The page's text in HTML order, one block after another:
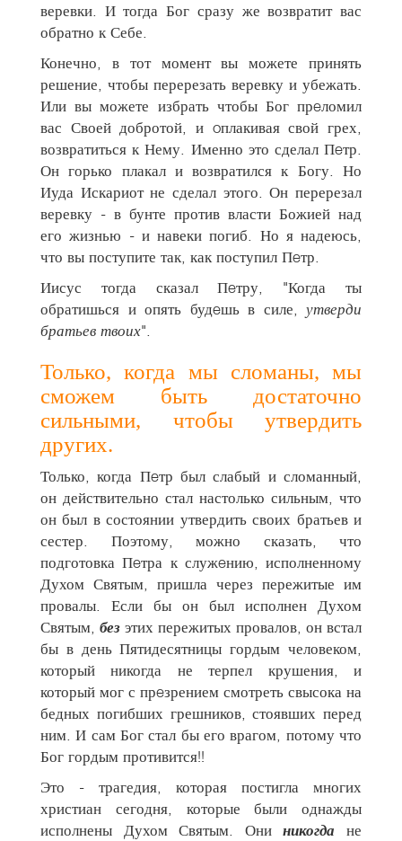
веревки. И тогда Бог сразу же возвратит вас
обратно к Себе.
Конечно, в тот момент вы можете принять
решение, чтобы перерезать веревку и убежать.
Или вы можете избрать чтобы Бог прeломил
вас Своей добротой, и oплакивая свой грех,
возвратиться к Нему. Именно это сделал Пeтр.
Он горько плакал и возвратился к Богу. Но
Иуда Искариот не сделал этого. Он перерезал
веревку - в бунте против власти Божией над
его жизнью - и навеки погиб. Но я надеюсь,
что вы поступите так, как поступил Пeтр.
Иисус тогда сказал Пeтру, "Когда ты
обратишься и опять будeшь в силе, утверди
братьев твоих".
Только, когда мы сломаны, мы
сможем быть достаточно
сильными, чтобы утвердить
других.
Только, когда Пeтр был слабый и сломанный,
он действительно стал настолько сильным, что
он был в состоянии утвердить своих братьев и
сестер. Поэтому, можно сказать, что
подготовка Пeтра к служeнию, исполненному
Духом Святым, пришла через пережитые им
провалы. Если бы он был исполнен Духом
Святым, без этих пережитых провалов, он встал
бы в день Пятидесятницы гордым человеком,
который никогда не терпел крушения, и
который мог с прeзрением смотреть свысока на
бедных погибших грешников, стоявших перед
ним. И сам Бог стал бы его врагом, потому что
Бог гордым противится!!
Это - трагедия, которая постигла многих
христиан сегодня, которые были однажды
исполнены Духом Святым. Ониникогдане